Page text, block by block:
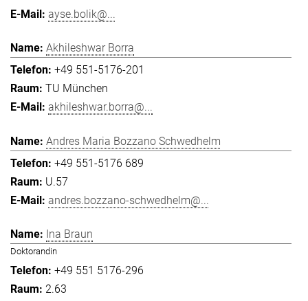
ayse.bolik@...
Akhileshwar Borra
+49 551-5176-201
TU München
akhileshwar.borra@...
Andres Maria Bozzano Schwedhelm
+49 551-5176 689
U.57
andres.bozzano-schwedhelm@...
Ina Braun
Doktorandin
+49 551 5176-296
2.63